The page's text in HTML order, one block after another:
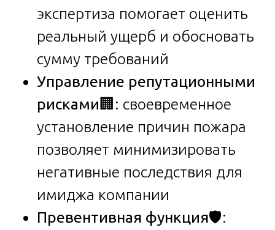
экспертиза помогает оценить
реальный ущерб и обосновать
сумму требований
Управление репутационными
рисками 🏢: своевременное
установление причин пожара
позволяет минимизировать
негативные последствия для
имиджа компании
Превентивная функция🛡️: